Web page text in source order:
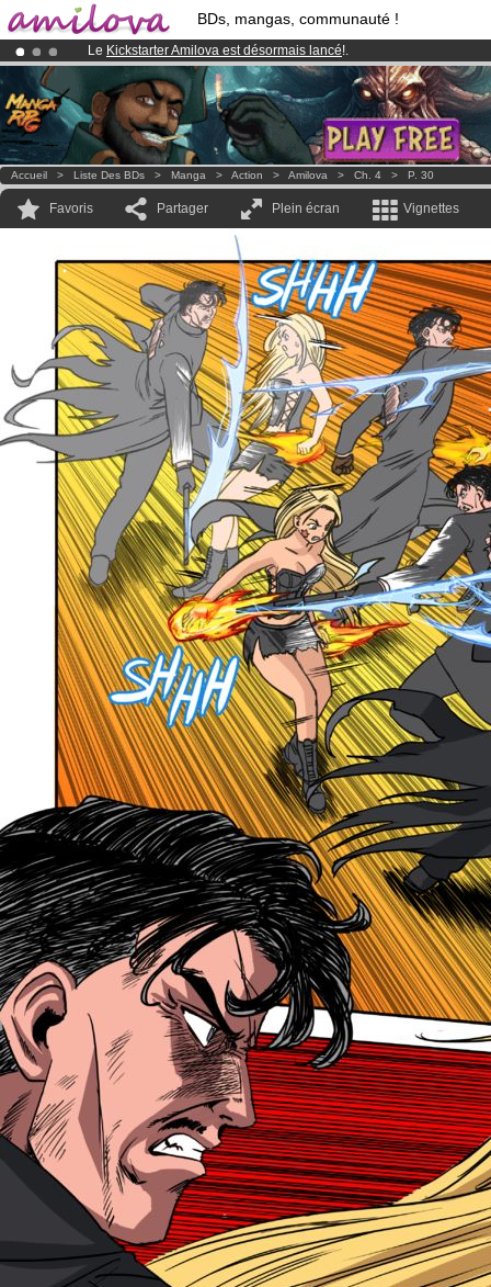
BDs, mangas, communauté !
Le Kickstarter Amilova est désormais lancé!.
Déjà 100000membreset 1000BDs & Mangas!
Abonnement premium: à partir de
3.95 eurospar mois !Clique ici
Accueil > Liste Des BDs > Manga > Action > Amilova > Ch. 4 > P. 30
Favoris Partager Plein écran Vignettes
.